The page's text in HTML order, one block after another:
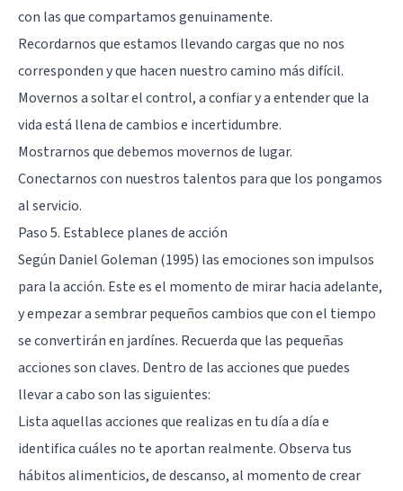
con las que compartamos genuinamente.
Recordarnos que estamos llevando cargas que no nos
corresponden y que hacen nuestro camino más difícil.
Movernos a soltar el control, a confiar y a entender que la
vida está llena de cambios e incertidumbre.
Mostrarnos que debemos movernos de lugar.
Conectarnos con nuestros talentos para que los pongamos
al servicio.
Paso 5. Establece planes de acción
Según Daniel Goleman (1995) las emociones son impulsos
para la acción. Este es el momento de mirar hacia adelante,
y empezar a sembrar pequeños cambios que con el tiempo
se convertirán en jardínes. Recuerda que las pequeñas
acciones son claves. Dentro de las acciones que puedes
llevar a cabo son las siguientes:
Lista aquellas acciones que realizas en tu día a día e
identifica cuáles no te aportan realmente. Observa tus
hábitos alimenticios, de descanso, al momento de crear